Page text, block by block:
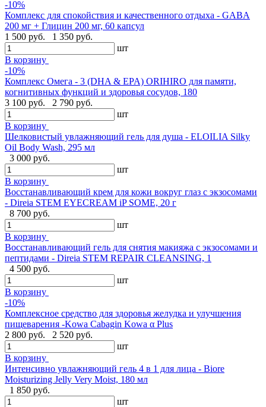
-10%
Комплекс для спокойствия и качественного отдыха - GABA
200 мг + Глицин 200 мг, 60 капсул
1 500 руб.
1 350 руб.
шт
В корзину
-10%
Комплекс Омега - 3 (DHA & EPA) ORIHIRO для памяти,
когнитивных функций и здоровья сосудов, 180
3 100 руб.
2 790 руб.
шт
В корзину
Шелковистый увлажняющий гель для душа - ELOILIA Silky
Oil Body Wash, 295 мл
3 000 руб.
шт
В корзину
Восстанавливающий крем для кожи вокруг глаз с экзосомами
- Direia STEM EYECREAM iP SOME, 20 г
8 700 руб.
шт
В корзину
Восстанавливающий гель для снятия макияжа с экзосомами и
пептидами - Direia STEM REPAIR CLEANSING, 1
4 500 руб.
шт
В корзину
-10%
Комплексное средство для здоровья желудка и улучшения
пищеварения -Kowa Cabagin Kowa α Plus
2 800 руб.
2 520 руб.
шт
В корзину
Интенсивно увлажняющий гель 4 в 1 для лица - Biore
Moisturizing Jelly Very Moist, 180 мл
1 850 руб.
шт